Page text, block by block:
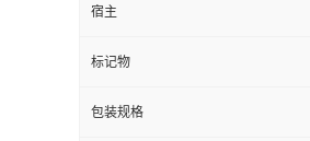
宿主
标记物
包装规格